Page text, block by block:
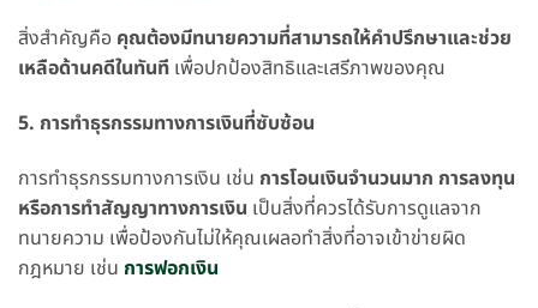
สิ่งสำคัญคือ คุณต้องมีทนายความที่สามารถให้คำปรึกษาและช่วย
เหลือด้านคดีในทันที เพื่อปกป้องสิทธิและเสรีภาพของคุณ
5. การทำธุรกรรมทางการเงินที่ซับซ้อน
การทำธุรกรรมทางการเงิน เช่น การโอนเงินจำนวนมาก การลงทุน
หรือการทำสัญญาทางการเงิน เป็นสิ่งที่ควรได้รับการดูแลจาก
ทนายความ เพื่อป้องกันไม่ให้คุณเผลอทำสิ่งที่อาจเข้าข่ายผิด
กฎหมาย เช่น การฟอกเงิน